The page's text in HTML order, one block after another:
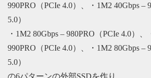
990PRO（PCIe 4.0）、・1M2 40Gbps –
5.0）
・1M2 80Gbps – 980PRO（PCIe 4.0）、
990PRO（PCIe 4.0）、・1M2 80Gbps –
5.0）
の6パターンの外部SSDを作り